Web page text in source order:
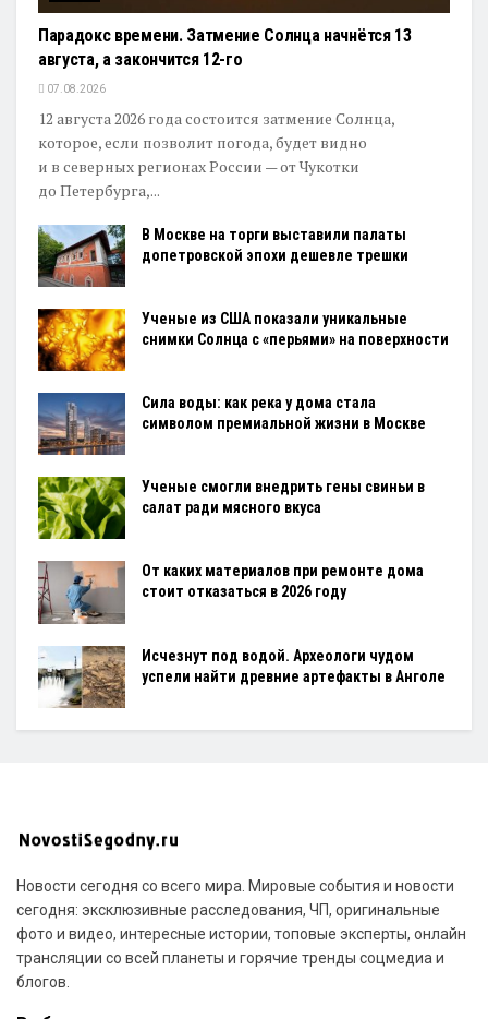
Парадокс времени. Затмение Солнца начнётся 13
августа, а закончится 12-го
07.08.2026
12 августа 2026 года состоится затмение Солнца,
которое, если позволит погода, будет видно
и в северных регионах России — от Чукотки
до Петербурга,...
В Москве на торги выставили палаты
допетровской эпохи дешевле трешки
Ученые из США показали уникальные
снимки Солнца с «перьями» на поверхности
Сила воды: как река у дома стала
символом премиальной жизни в Москве
Ученые смогли внедрить гены свиньи в
салат ради мясного вкуса
От каких материалов при ремонте дома
стоит отказаться в 2026 году
Исчезнут под водой. Археологи чудом
успели найти древние артефакты в Анголе
Новости сегодня со всего мира. Мировые события и новости
сегодня: эксклюзивные расследования, ЧП, оригинальные
фото и видео, интересные истории, топовые эксперты, онлайн
трансляции со всей планеты и горячие тренды соцмедиа и
блогов.